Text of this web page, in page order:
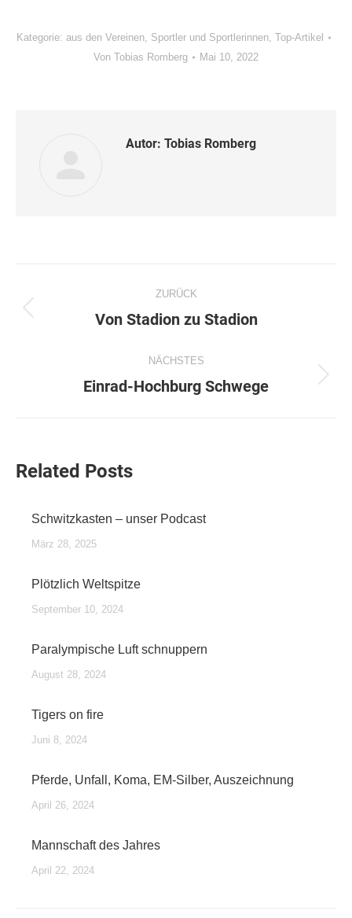
Kategorie: aus den Vereinen, Sportler und Sportlerinnen, Top-Artikel
Von Tobias Romberg Mai 10, 2022
Autor: Tobias Romberg
Kommentarnavigation
ZURÜCK
Vorheriger
Von Stadion zu Stadion
NÄCHSTES
Nächster
Einrad-Hochburg Schwege
Related Posts
Schwitzkasten – unser Podcast
März 28, 2025
Plötzlich Weltspitze
September 10, 2024
Paralympische Luft schnuppern
August 28, 2024
Tigers on fire
Juni 8, 2024
Pferde, Unfall, Koma, EM-Silber, Auszeichnung
April 26, 2024
Mannschaft des Jahres
April 22, 2024